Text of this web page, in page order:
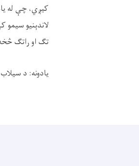
کیږي، چې له
لاندېنیو
تګ او راتګ
يادونه: د